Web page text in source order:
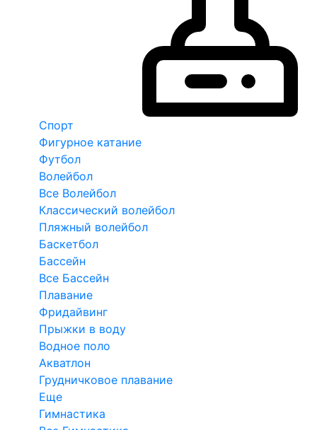
Спорт
Фигурное катание
Футбол
Волейбол
Все Волейбол
Классический волейбол
Пляжный волейбол
Баскетбол
Бассейн
Все Бассейн
Плавание
Фридайвинг
Прыжки в воду
Водное поло
Акватлон
Грудничковое плавание
Еще
Гимнастика